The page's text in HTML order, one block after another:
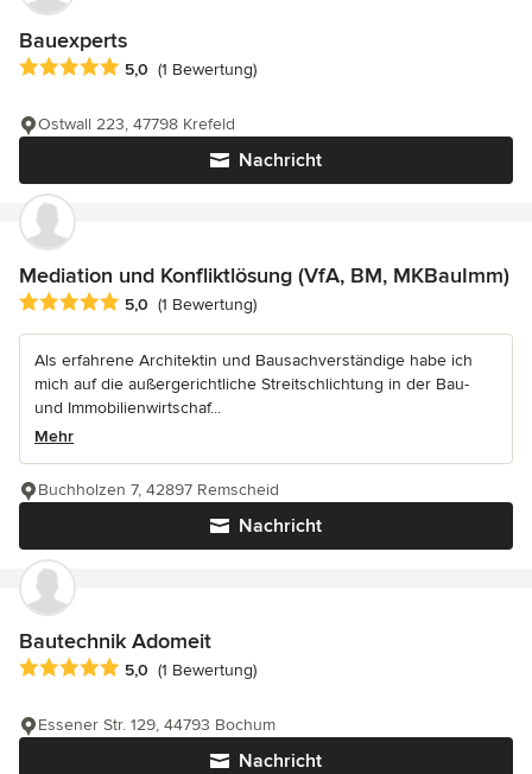
Bauexperts
Durchschnittliche Bewertung: 5 von 5 Sternen
5,0 (1 Bewertung)
Nachricht
Ostwall 223, 47798 Krefeld
Mediation und Konfliktlösung (VfA, BM, MKBauImm)
Durchschnittliche Bewertung: 5 von 5 Sternen
5,0 (1 Bewertung)
Als erfahrene Architektin und Bausachverständige habe ich
mich auf die außergerichtliche Streitschlichtung in der Bau-
und Immobilienwirtschaf...
Mehr
Nachricht
Buchholzen 7, 42897 Remscheid
Bautechnik Adomeit
Durchschnittliche Bewertung: 5 von 5 Sternen
5,0 (1 Bewertung)
Nachricht
Essener Str. 129, 44793 Bochum